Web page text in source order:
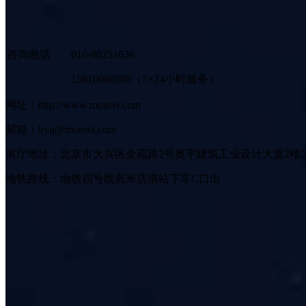
咨询电话： 010-80251636
15810080589（7×24小时服务）
网址：http://www.motovi.com
邮箱：hyq@motovi.com
展厅地址：北京市大兴区金苑路2号奥宇建筑工业设计大厦2楼
地铁路线：地铁四号线高米店南站下车C口出